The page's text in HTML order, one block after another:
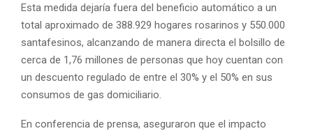
Esta medida dejaría fuera del beneficio automático a un
total aproximado de 388.929 hogares rosarinos y 550.000
santafesinos, alcanzando de manera directa el bolsillo de
cerca de 1,76 millones de personas que hoy cuentan con
un descuento regulado de entre el 30% y el 50% en sus
consumos de gas domiciliario.
En conferencia de prensa, aseguraron que el impacto